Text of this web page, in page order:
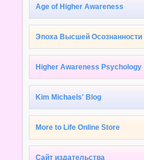
Age of Higher Awareness
Эпоха Высшей Осознанности
Higher Awareness Psychology
Kim Michaels' Blog
More to Life Online Store
Сайт издательства